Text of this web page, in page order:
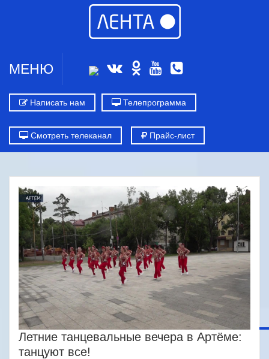
МЕНЮ
Написать нам Телепрограмма
Смотреть телеканал Прайс-лист
Летние танцевальные вечера в Артёме:
танцуют все!